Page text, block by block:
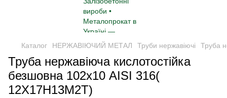
Каталог НЕРЖАВІЮЧИЙ МЕТАЛ Труби нержавіючі Труба
Труба нержавіюча кислотостійка
безшовна 102х10 AISI 316(
12Х17Н13М2Т)